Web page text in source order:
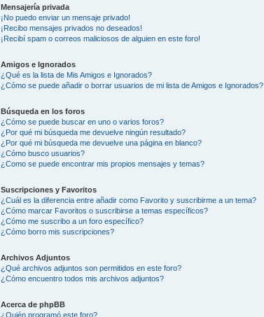
Mensajería privada
¡No puedo enviar un mensaje privado!
¡Recibo mensajes privados no deseados!
¡Recibí spam o correos maliciosos de alguien en este foro!
Amigos e Ignorados
¿Qué es la lista de Mis Amigos e Ignorados?
¿Cómo se puede añadir o borrar usuarios de mi lista de Amigos e Ignorados?
Búsqueda en los foros
¿Cómo se puede buscar en uno o varios foros?
¿Por qué mi búsqueda me devuelve ningún resultado?
¿Por qué mi búsqueda me devuelve una página en blanco?
¿Cómo busco usuarios?
¿Como se puede encontrar mis propios mensajes y temas?
Suscripciones y Favoritos
¿Cuál es la diferencia entre añadir como Favorito y suscribirme a un tema?
¿Cómo marcar Favoritos o suscribirse a temas específicos?
¿Cómo me suscribo a un foro específico?
¿Cómo borro mis suscripciones?
Archivos Adjuntos
¿Qué archivos adjuntos son permitidos en este foro?
¿Cómo encuentro todos mis archivos adjuntos?
Acerca de phpBB
¿Quién programó este foro?